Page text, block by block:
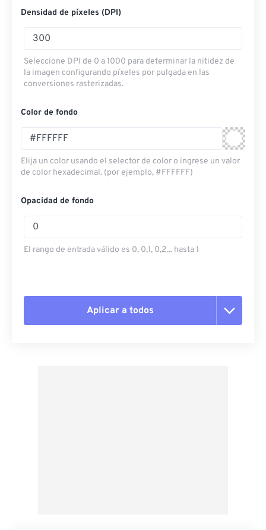
Densidad de píxeles (DPI)
Seleccione DPI de 0 a 1000 para determinar la nitidez de
la imagen configurando píxeles por pulgada en las
conversiones rasterizadas.
Color de fondo
Elija un color usando el selector de color o ingrese un valor
de color hexadecimal. (por ejemplo, #FFFFFF)
Opacidad de fondo
El rango de entrada válido es 0, 0,1, 0,2... hasta 1
Aplicar a todos